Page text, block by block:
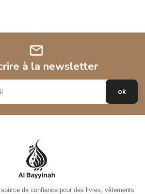
mail
à la newsletter
de confiance pour des livres, vêtements